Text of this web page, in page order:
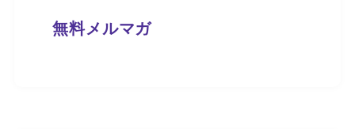
無料メルマガ